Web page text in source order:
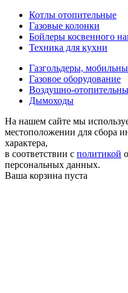
Котлы отопительные
Газовые колонки
Бойлеры косвенного
Техника для кухни
Газгольдеры,
Газовое оборудование
Воздушно-
Дымоходы
На нашем сайте мы
местоположении для сбора
характера,
в соответствии с политикой
персональных данных.
Ваша корзина пуста